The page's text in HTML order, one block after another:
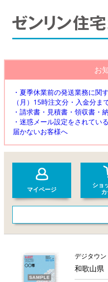
お
・夏季休業前の発送業務に関
（月）15時注文分・入金分まで
・請求書・見積書・領収書・
・迷惑メール設定をされてい
届かないお客様へ
マイページ
ショ
デジタウン
和歌山県